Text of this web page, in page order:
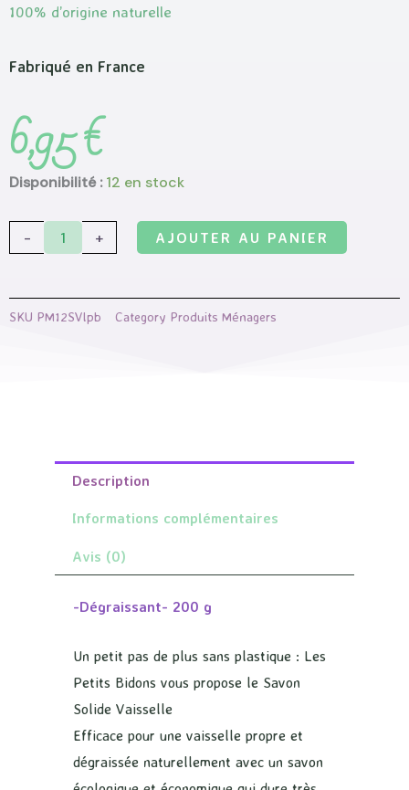
100% d’origine naturelle
Fabriqué en France
6,95€
Disponibilité : 12 en stock
-
quantité
Savon
Les
+ AJOUTER AU PANIER
SKU PM12SVlpb Category Produits Ménagers
Description
Informations complémentaires
Avis (0)
-Dégraissant- 200 g
Un petit pas de plus sans plastique : Les
Petits Bidons vous propose le Savon
Solide Vaisselle
Efficace pour une vaisselle propre et
dégraissée naturellement avec un savon